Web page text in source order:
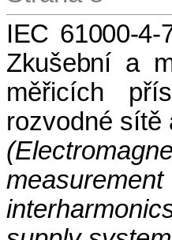
IEC 61000-
Zkušební a
měřicích
rozvodné sítě
(